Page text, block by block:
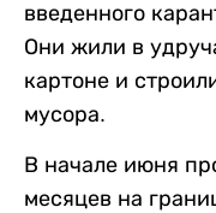
введенного
Они жили в
картоне и
мусора.
В начале июня
месяцев на